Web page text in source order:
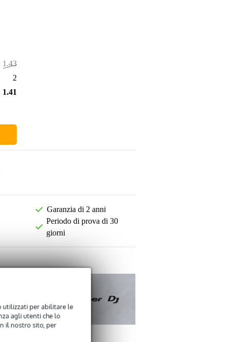
utilizzati per abilitare le
agli utenti che lo
il nostro sito, per
1.438,00 €
27,00 €
1.411,00 €
Garanzia di 2 anni
Periodo di prova di 30
giorni